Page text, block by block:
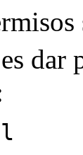
es dar